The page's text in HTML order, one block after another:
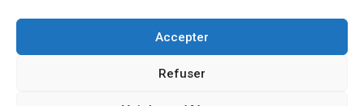
Accepter
Refuser